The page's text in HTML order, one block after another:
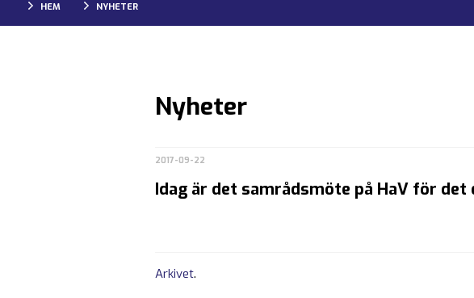
HEM NYHETER
Nyheter
2017-09-22
Idag är det samrådsmöte på HaV för
Arkivet.